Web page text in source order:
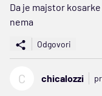
Da je majstor
nema
Odgovori
C chicalozzi